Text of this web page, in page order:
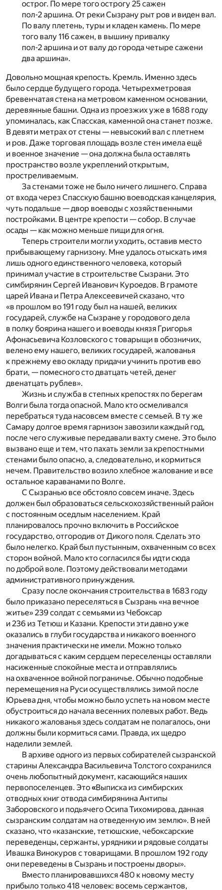
острог. По мере того острогу 25 сажен
пол-2 аршина. От реки Сызрану рыт ров и виден вал.
По валу плетень, туры и кладен камень. По мере
того валу 116 сажен, в вышину привалку
пол-2 аршина и от валу до города четыре сажени
два аршина».
Довольно мощная крепость. Кремль. Именно здесь
было сердце будущего города. Четырехметровая
бревенчатая стена на метровом каменном основании,
деревянные башни. Одна из проезжих уже в 1688 году
упоминалась, как Спасская, каменной она станет позже.
В девяти метрах от стены — невысокий вал с плетнем
и ров. Даже торговая площадь возле стен имела ещё
и военное значение — она должна была оставлять
пространство возле укреплений открытым,
простреливаемым.
За стенами тоже не было ничего лишнего. Справа
от входа через Спасскую башню воеводская канцелярия,
чуть подальше — двор воеводы с хозяйственными
постройками. В центре крепости — собор. В случае
осады — как можно меньше пищи для огня.
Теперь строители могли уходить, оставив место
прибывающему гарнизону. Мне удалось отыскать имя
лишь одного единственного человека, который
принимал участие в строительстве Сызрани. Это
симбирянин Сергей Иванович Куроедов. В грамоте
царей Ивана и Петра Алексеевичей сказано, что
«в прошлом во 191 году был на нашей, великих
государей, службе на Сызране у городового дела
в полку боярина нашего и воеводы князя Григорья
Афонасьевича Козловского с товарыщи в обозничих,
велено ему нашего, великих государей, жалованья
к прежнему ево окладу придачи учинить против ево
брати, — помесного сто дватцать четей, денег
двенатцать рублев».
Жизнь и служба в степных крепостях по берегам
Волги была тогда опасной. Мало кто осмеливался
перебраться туда насовсем вместе с семьей. В ту же
Самару долгое время гарнизон завозили каждый год,
после чего служивые передавали вахту смене. Это было
вызвано еще и тем, что пахать земли за крепостными
стенами было опасно, а, следовательно, и кормиться
нечем. Правительство возило хлебное жалование и все
остальное караванами по Волге.
С Сызранью все обстояло совсем иначе. Здесь
должен был образоваться сельскохозяйственный район
с постоянным оседлым населением. Край
планировалось прочно включить в Российское
государство, отгородив от Дикого поля. Сделать это
было нелегко. Край был пустынным, охваченным со всех
сторон войной. Мало кто согласился бы идти сюда
по доброй воле. Поэтому действовали методами
административного принуждения.
Сразу после окончания строительства в 1683 году
было приказано переселяться в Сызрань «на вечное
житье» 239 солдат с семьями из Чебоксар
и 236 из Тетюш и Казани. Крепости эти давно уже
оказались в глуби государства и никакого военного
значения практически не имели. Можно только
догадываться с каким сердцем переселенцы оставляли
насиженные спокойные места и отправлялись
на охваченное войной пограничье. Обычно подобные
перемещения на Руси осуществлялись зимой после
Юрьева дня, чтобы можно было успеть на новом месте
обустроиться до начала весенних полевых работ. Ведь
никакого жалованья здесь солдатам не полагалось, они
должны были кормиться сами. Правда, их щедро
наделили землей.
В архиве одного из первых собирателей сызранской
старины Александра Васильевича Толстого сохранился
очень любопытный документ, касающийся наших
первопоселенцев. Это«Выписка из симбирских
отводных книг отвода симбирянина Антипы
Заборовского и подьячего Осипа Тихомирова, данная
сызранским солдатам на отведенную им землю». В ней
сказано, что «казанские, тетюшские, чебоксарские
переведенцы, сержанты, урядники и рядовые солдаты
Ивашка Винокуров с товарищами. В прошлом 192 году
они переведены в Сызрань и построены дворы».
Вместо планировавшихся 480 к новому месту
прибыло только 418 человек: восемь сержантов,